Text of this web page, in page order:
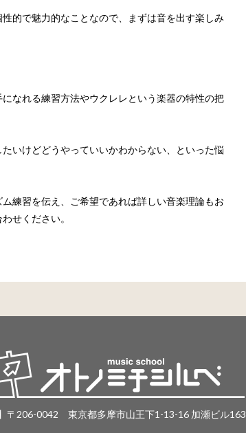
的で魅力的なことなので、まずは音を出す楽しみ
なれる練習方法やウクレレという楽器の特性の把
いけどどうやっていいかわからない、といった悩
練習を伝え、ご希望であれば詳しい音楽理論もお
せください。
】〒206-0042 東京都多摩市山王下1-13-16 加瀬ビル163